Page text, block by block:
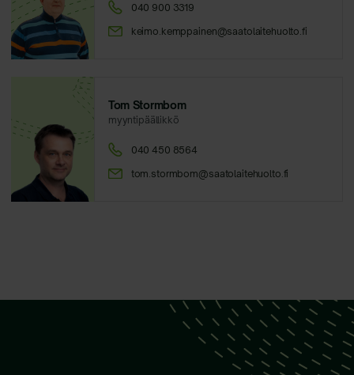
040 900 3319
keimo.kemppainen@saatolaitehuolto.fi
Tom Stormbom
myyntipäällikkö
040 450 8564
tom.stormbom@saatolaitehuolto.fi